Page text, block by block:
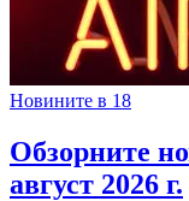
Новините в 18
Обзорните
август 2026 г.